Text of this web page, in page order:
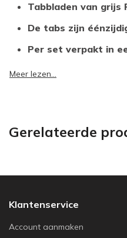
Tabbladen van grijs
De tabs zijn
Per set verpakt in
Meer lezen...
Gerelateerde
Klantenservice
Account aanmaken